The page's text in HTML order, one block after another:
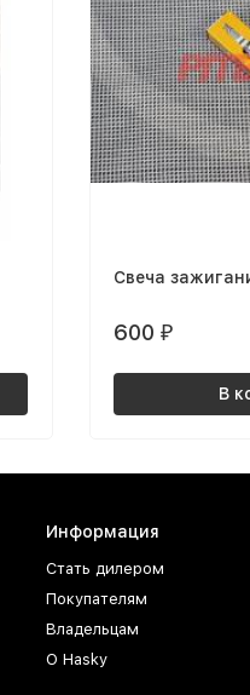
Свеча
600 ₽
В
Информация
Стать дилером
Покупателям
Владельцам
О Hasky